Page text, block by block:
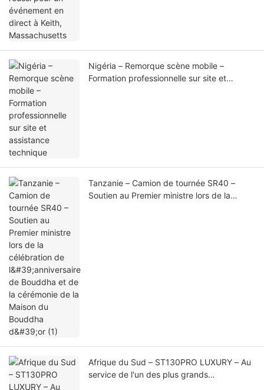
Nigéria – Remorque scène mobile –
Formation professionnelle sur site et
Tanzanie – Camion de tournée SR40 –
Soutien au Premier ministre lors de la
Afrique du Sud – ST130PRO LUXURY – Au
service de l'un des plus grands